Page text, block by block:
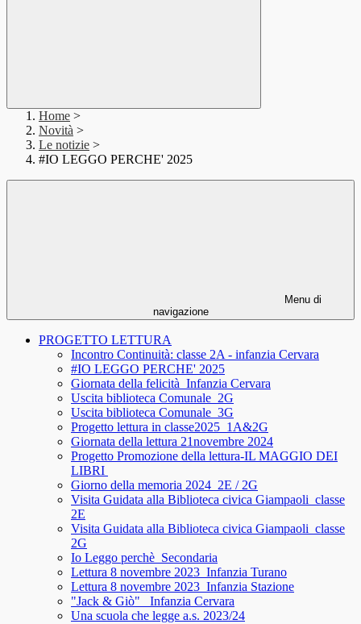
Home >
Novità >
Le notizie >
#IO LEGGO PERCHE' 2025
Menu di
navigazione
PROGETTO LETTURA
Incontro Continuità: classe 2A - infanzia Cervara
#IO LEGGO PERCHE' 2025
Giornata della felicità_Infanzia Cervara
Uscita biblioteca Comunale_2G
Uscita biblioteca Comunale_3G
Progetto lettura in classe2025_1A&2G
Giornata della lettura 21novembre 2024
Progetto Promozione della lettura-IL MAGGIO DEI
LIBRI
Giorno della memoria 2024_2E / 2G
Visita Guidata alla Biblioteca civica Giampaoli_classe
2E
Visita Guidata alla Biblioteca civica Giampaoli_classe
2G
Io Leggo perchè_Secondaria
Lettura 8 novembre 2023_Infanzia Turano
Lettura 8 novembre 2023_Infanzia Stazione
"Jack & Giò" _Infanzia Cervara
Una scuola che legge a.s. 2023/24